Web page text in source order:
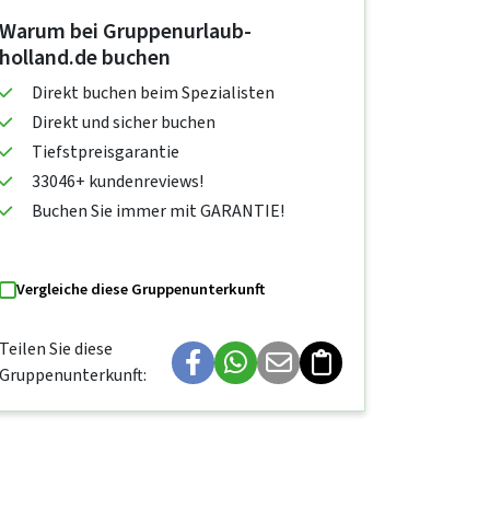
Warum bei Gruppenurlaub-
holland.de buchen
Direkt buchen beim Spezialisten
Direkt und sicher buchen
Tiefstpreisgarantie
33046+ kundenreviews!
Buchen Sie immer mit GARANTIE!
Vergleiche diese Gruppenunterkunft
Teilen Sie diese
Gruppenunterkunft: